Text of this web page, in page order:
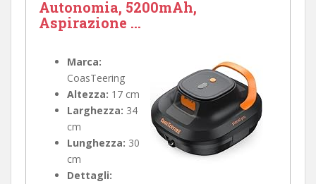
Autonomia, 5200mAh,
Aspirazione ...
Marca:
CoasTeering
Altezza: 17 cm
Larghezza: 34
cm
Lunghezza: 30
cm
Dettagli: